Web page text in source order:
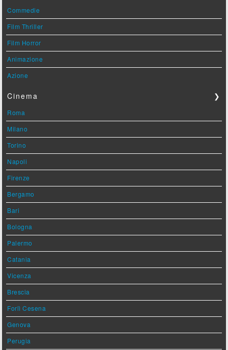
Commedie
Film Thriller
Film Horror
Animazione
Azione
Cinema ❯
Roma
Milano
Torino
Napoli
Firenze
Bergamo
Bari
Bologna
Palermo
Catania
Vicenza
Brescia
Forlì Cesena
Genova
Perugia